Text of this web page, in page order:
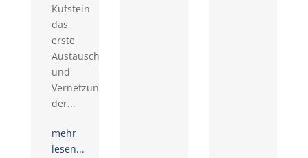
Kufstein
das
erste
Austausch-
und
Vernetzungstreffen
der...
mehr
lesen...